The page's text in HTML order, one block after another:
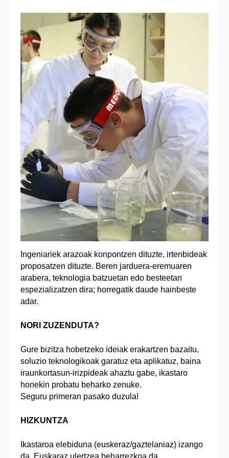
Ingeniariek arazoak konpontzen dituzte, irtenbideak
proposatzen dituzte. Beren jarduera-eremuaren
arabera, teknologia batzuetan edo besteetan
espezializatzen dira; horregatik daude hainbeste
adar.
NORI ZUZENDUTA?
Gure bizitza hobetzeko ideiak erakartzen bazaitu,
soluzio teknologikoak garatuz eta aplikatuz, baina
iraunkortasun-irizpideak ahaztu gabe, ikastaro
honekin probatu beharko zenuke.
Seguru primeran pasako duzula!
HIZKUNTZA
Ikastaroa elebiduna (euskeraz/gaztelaniaz) izango
da. Euskaraz ulertzea beharrezkoa da.